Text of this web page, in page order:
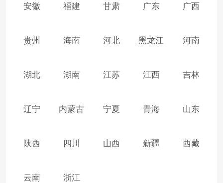
安徽 福建 甘肃 广东 广西
贵州 海南 河北 黑龙江 河南
湖北 湖南 江苏 江西 吉林
辽宁 内蒙古 宁夏 青海 山东
陕西 四川 山西 新疆 西藏
云南 浙江